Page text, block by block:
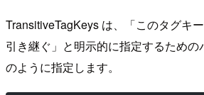
TransitiveTagKeys は、「このタグキ
引き継ぐ」と明示的に指定するため
のように指定します。